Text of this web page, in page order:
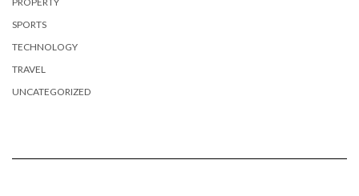
SPORTS
TECHNOLOGY
TRAVEL
UNCATEGORIZED